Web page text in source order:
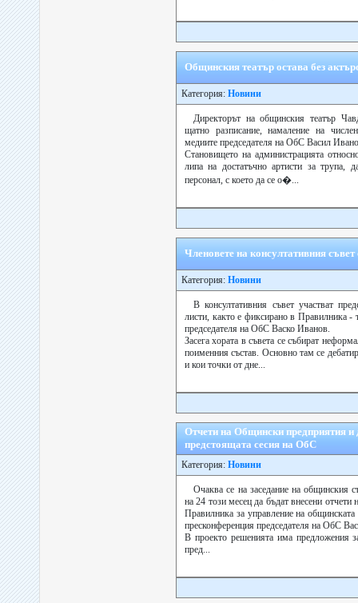
Общинския театър остава без
Категория: Новини
Директорът на общинския театър
щатно разписание, намаление на
медиите председателя на ОбС Васил
Становището на администрацията
липа на достатъчно артисти за трупа,
персонал, с което да се о�...
Членовете на консултативния
Категория: Новини
В консултативния съвет участват
листи, както е фиксирано в Правилника -
председателя на ОбС Васко Иванов.
Засега хората в съвета се събират
поименния състав. Основно там се
и кои точки от дне...
Отчети на Общински предприятия и
предстоящата сесия на ОбС
Категория: Новини
Очаква се на заседание на общинския
на 24 този месец да бъдат внесени
Правилника за управление на
пресконференция председателя на ОбС
В проекто решенията има предложения
пред...